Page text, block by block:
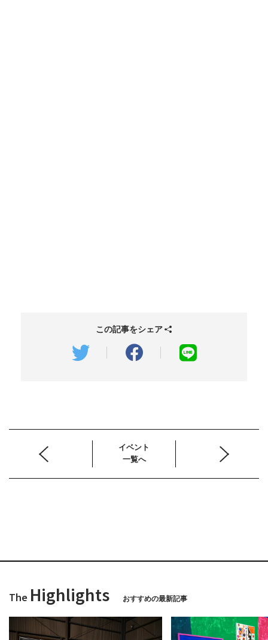
この記事をシェア
イベント
一覧へ
The Highlights おすすめの最新記事